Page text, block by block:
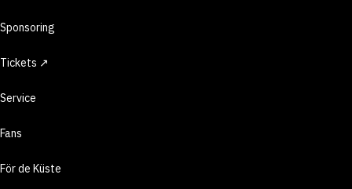
Sponsoring
Tickets ↗
Service
Fans
För de Küste